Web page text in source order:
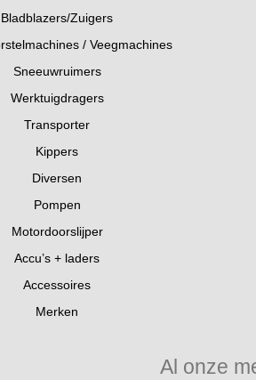
Bladblazers/Zuigers
/ Veegmachines
Sneeuwruimers
Werktuigdragers
Transporter
Kippers
Diversen
Pompen
Motordoorslijper
Accu’s + laders
Accessoires
Merken
Al onze